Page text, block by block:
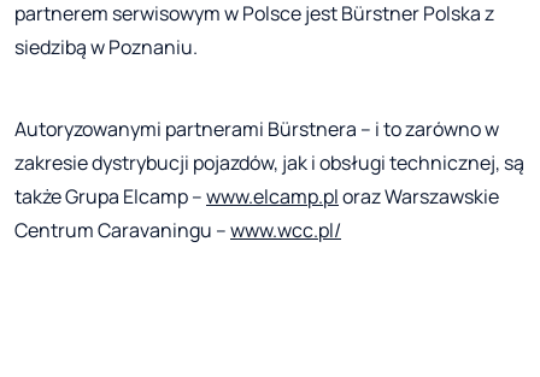
partnerem serwisowym w Polsce jest Bürstner Polska z
siedzibą w Poznaniu.
Autoryzowanymi partnerami Bürstnera – i to zarówno w
zakresie dystrybucji pojazdów, jak i obsługi technicznej, są
także Grupa Elcamp –www.elcamp.ploraz Warszawskie
Centrum Caravaningu –www.wcc.pl/